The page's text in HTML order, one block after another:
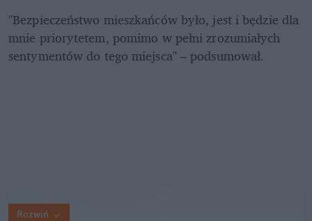
"Bezpieczeństwo mieszkańców było, jest i będzie dla
mnie priorytetem, pomimo w pełni zrozumiałych
sentymentów do tego miejsca" – podsumował.
Rozwiń